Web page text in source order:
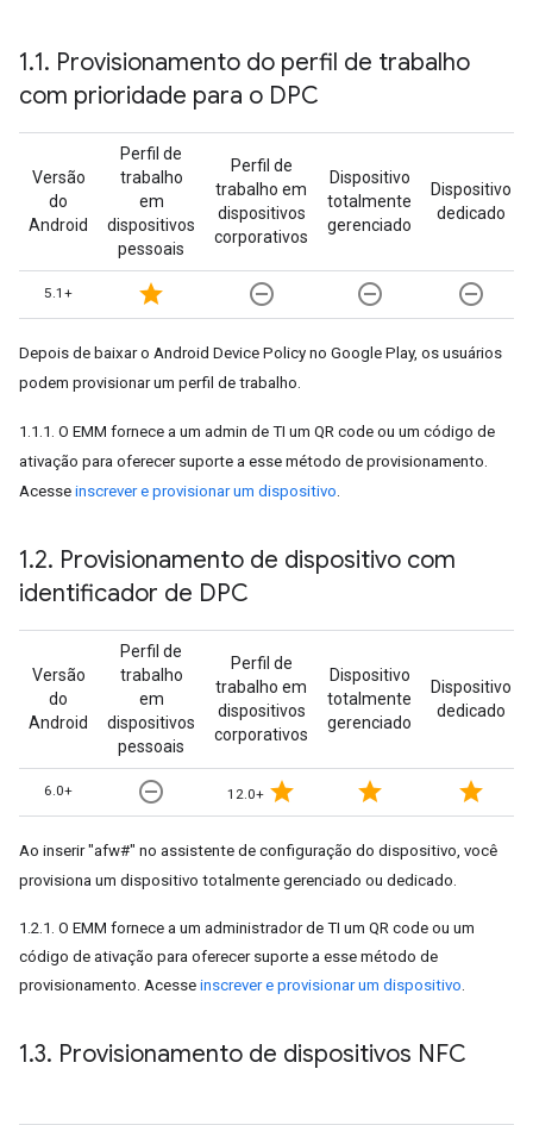
1.1. Provisionamento do perfil de trabalho
com prioridade para o DPC
Versão
do
Android
Perfil de
trabalho
em
dispositivos
pessoais
Perfil de
trabalho em
dispositivos
corporativos
Dispositivo
totalmente
gerenciado
Dispositivo
dedicado
5.1+ star remove_circle_outline remove_circle_outline remove_circle_outline
Depois de baixar o Android Device Policy no Google Play, os usuários
podem provisionar um perfil de trabalho.
1.1.1. O EMM fornece a um admin de TI um QR code ou um código de
ativação para oferecer suporte a esse método de provisionamento.
Acesse inscrever e provisionar um dispositivo.
1.2. Provisionamento de dispositivo com
identificador de DPC
Versão
do
Android
Perfil de
trabalho
em
dispositivos
pessoais
Perfil de
trabalho em
dispositivos
corporativos
Dispositivo
totalmente
gerenciado
Dispositivo
dedicado
6.0+ remove_circle_outline 12.0+ star star star
Ao inserir "afw#" no assistente de configuração do dispositivo, você
provisiona um dispositivo totalmente gerenciado ou dedicado.
1.2.1. O EMM fornece a um administrador de TI um QR code ou um
código de ativação para oferecer suporte a esse método de
provisionamento. Acesse inscrever e provisionar um dispositivo.
1.3. Provisionamento de dispositivos NFC